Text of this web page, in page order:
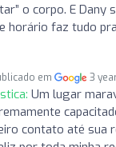
o corpo. E Dany
horário faz tudo
em 3
Um lugar
contato até sua